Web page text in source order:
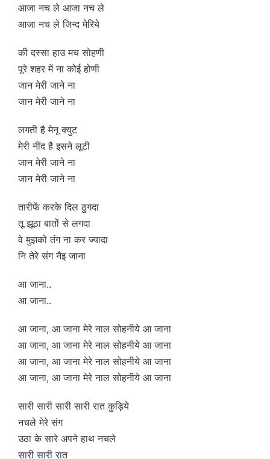
आजा नच ले आजा नच ले
आजा नच ले जिन्द मेरिये
की दस्सा हाउ मच सोहणी
पूरे शहर में ना कोई होणी
जान मेरी जाने ना
जान मेरी जाने ना
लगती है मेनू क्युट
मेरी नींद है इसने लूटी
जान मेरी जाने ना
जान मेरी जाने ना
तारीफें करके दिल ठुगदा
तू झूठा बातों से लगदा
वे मुझको तंग ना कर ज्यादा
नि तेरे संग नैइ जाना
आ जाना..
आ जाना..
आ जाना, आ जाना मेरे नाल सोहनीये आ जाना
आ जाना, आ जाना मेरे नाल सोहनीये आ जाना
आ जाना, आ जाना मेरे नाल सोहनीये आ जाना
आ जाना, आ जाना मेरे नाल सोहनीये आ जाना
सारी सारी सारी सारी रात कुड़िये
नचले मेरे संग
उठा के सारे अपने हाथ नचले
सारी सारी रात